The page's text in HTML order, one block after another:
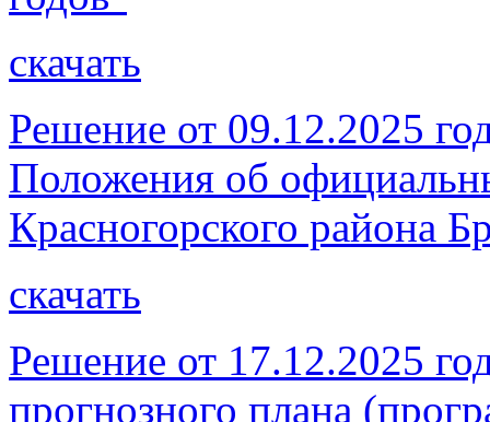
скачать
Решение от 09.12.2025
Положения об
Красногорского района
скачать
Решение от 17.12.2025
прогнозного плана